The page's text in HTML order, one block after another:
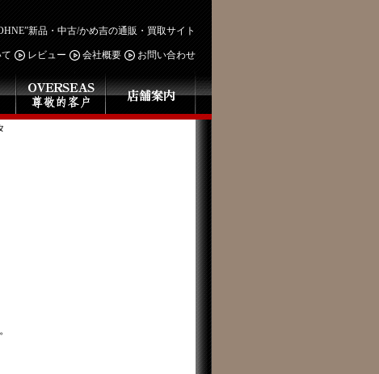
新品・中古/かめ吉の通販・買取サイト
レビュー 会社概要 お問い合わせ